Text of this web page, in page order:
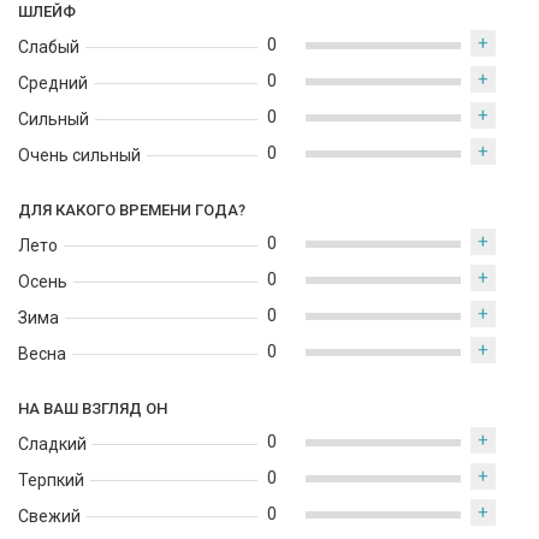
ШЛЕЙФ
Слабый
Средний
Сильный
Очень сильный
0 +
0 +
0 +
0 +
ДЛЯ КАКОГО ВРЕМЕНИ ГОДА?
Лето
Осень
Зима
Весна
0 +
0 +
0 +
0 +
НА ВАШ ВЗГЛЯД ОН
Сладкий
Терпкий
Свежий
0 +
0 +
0 +